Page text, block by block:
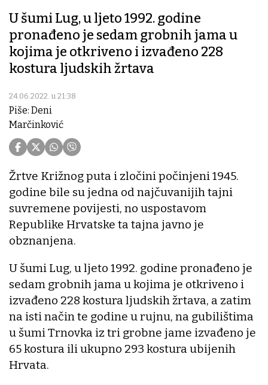
U šumi Lug, u ljeto 1992. godine
pronađeno je sedam grobnih jama u
kojima je otkriveno i izvađeno 228
kostura ljudskih žrtava
24.06.2022. u 21:38
Piše: Deni
Marčinković
Žrtve Križnog puta i zločini počinjeni 1945.
godine bile su jedna od najčuvanijih tajni
suvremene povijesti, no uspostavom
Republike Hrvatske ta tajna javno je
obznanjena.
U šumi Lug, u ljeto 1992. godine pronađeno je
sedam grobnih jama u kojima je otkriveno i
izvađeno 228 kostura ljudskih žrtava, a zatim
na isti način te godine u rujnu, na gubilištima
u šumi Trnovka iz tri grobne jame izvađeno je
65 kostura ili ukupno 293 kostura ubijenih
Hrvata.